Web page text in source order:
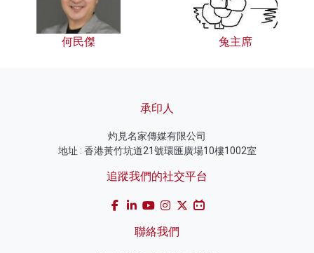
何民傑 兔主席
承印人
灼見名家傳媒有限公司
地址 : 香港黃竹坑道21號環匯廣場10樓1002室
追蹤我們的社交平台
聯絡我們